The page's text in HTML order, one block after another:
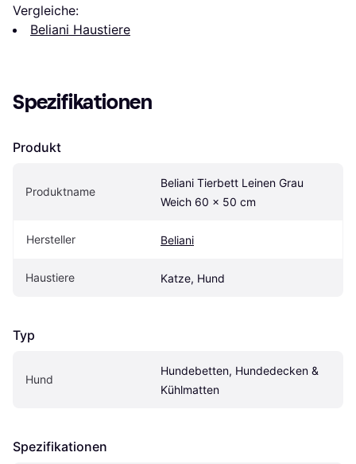
Vergleiche:
Beliani Haustiere
Spezifikationen
Produkt
Produktname
Beliani Tierbett Leinen Grau
Weich 60 x 50 cm
Hersteller Beliani
Haustiere Katze, Hund
Typ
Hund
Hundebetten, Hundedecken &
Kühlmatten
Spezifikationen